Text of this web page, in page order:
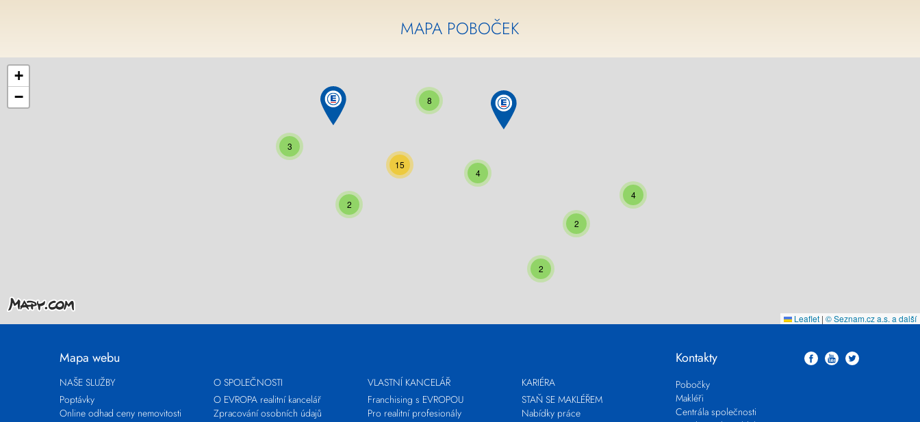
MAPA POBOČEK
4
3
2
2
2
4
8
15
+
−
Leaflet | © Seznam.cz a.s. a další
Mapa webu
NAŠE SLUŽBY
Poptávky
Online odhad ceny nemovitosti
O SPOLEČNOSTI
O EVROPA realitní kancelář
Zpracování osobních údajů
VLASTNÍ KANCELÁŘ
Franchising s EVROPOU
Pro realitní profesionály
KARIÉRA
STAŇ SE MAKLÉŘEM
Nabídky práce
Kontakty
Pobočky
Makléři
Centrála společnosti